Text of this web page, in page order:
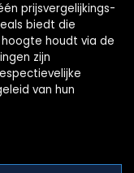
prijsvergelijkings-
biedt die
houdt via de
zijn
van hun